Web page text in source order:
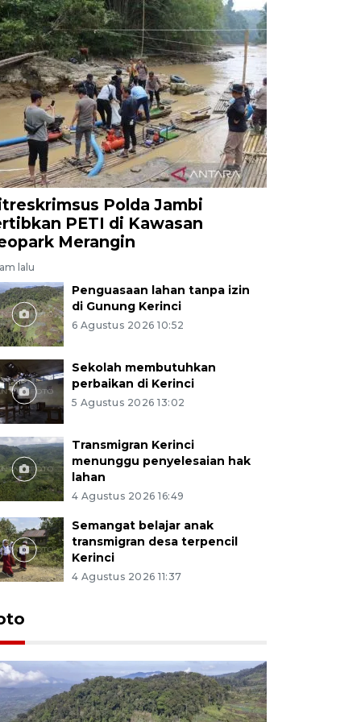
Polda Jambi
PETI di Kawasan
Merangin
lalu
Penguasaan lahan tanpa izin
di Gunung Kerinci
6 Agustus 2026 10:52
Sekolah membutuhkan
perbaikan di Kerinci
5 Agustus 2026 13:02
Transmigran Kerinci
menunggu penyelesaian hak
lahan
4 Agustus 2026 16:49
Semangat belajar anak
transmigran desa terpencil
Kerinci
4 Agustus 2026 11:37